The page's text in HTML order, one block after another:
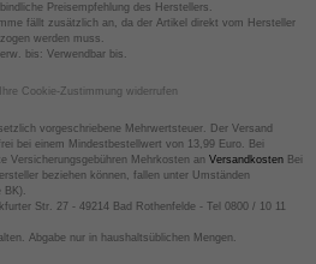
Preisempfehlung des Herstellers.
fällt zusätzlich an, da der Artikel direkt vom Hersteller
werden muss.
bis: Verwendbar bis.
Cookie-Zustimmung widerrufen
vorgeschriebene Mehrwertsteuer. Der Versand
bei einem Mindestbestellwert von 13,99 Euro. Bei
Versicherungsgebühren Mehrkosten an VersandkostenBei
beziehen können, fallen unter Umständen
BK).
Str. 27 - 49214 Bad Rothenfelde - Tel 0800 / 10 11
Abgabe nur in haushaltsüblichen Mengen.